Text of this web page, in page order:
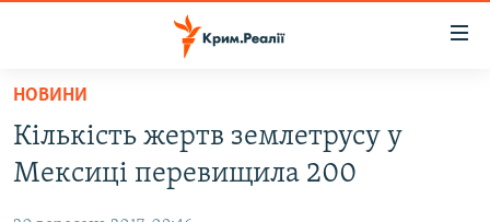
Перейти
основного
матеріалу
НОВИНИ
Кількість жертв землетрусу у
Мексиці перевищила 200